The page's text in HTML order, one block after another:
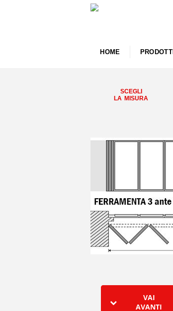
HOME PRODOTTI
SCEGLI
LA MISURA
VAI
AVANTI